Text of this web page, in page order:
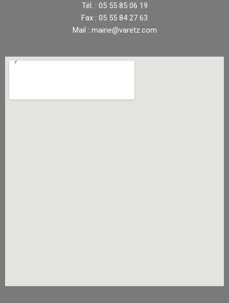
Tél. : 05 55 85 06 19
Fax : 05 55 84 27 63
Mail : mairie@varetz.com